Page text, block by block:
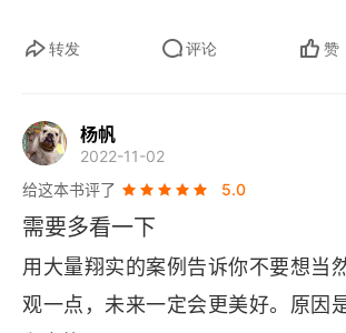
法阻止的。    与其做一个感性悲观
为更好的自己。
转发 评论 赞
杨帆
2022-11-02
给这本书评了
5.0
需要多看一下
用大量翔实的案例告诉你不要想当
观一点，未来一定会更美好。原因